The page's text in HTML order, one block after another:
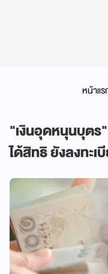
หน้าแร
"เงินอุดหนุนบุตร"
ได้สิทธิ ยังลงทะเ